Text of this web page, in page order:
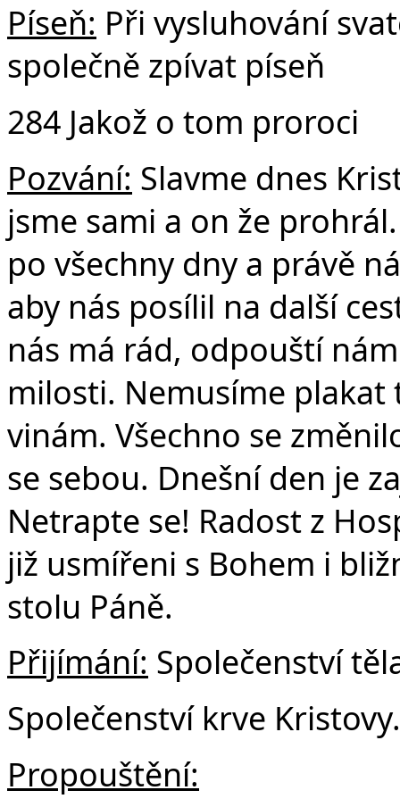
Píseň: Při vysluhování
společně zpívat píseň
284 Jakož o tom proroci
Pozvání: Slavme dnes
jsme sami a on že
po všechny dny a právě
aby nás posílil na další
nás má rád, odpouští
milosti. Nemusíme plakat
vinám. Všechno se
se sebou. Dnešní den je
Netrapte se! Radost z
již usmířeni s Bohem i
stolu Páně.
Přijímání: Společenství
Společenství krve Kristovy.
Propouštění: